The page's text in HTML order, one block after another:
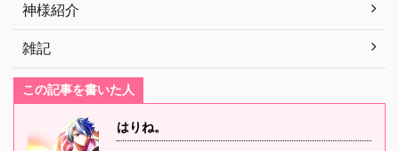
神様紹介
雑記
この記事を書いた人
はりね。